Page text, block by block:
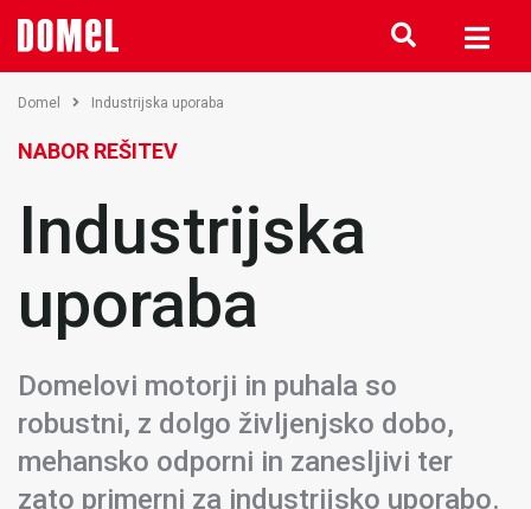
Domel Industrijska uporaba
NABOR REŠITEV
Industrijska
uporaba
Domelovi motorji in puhala so
robustni, z dolgo življenjsko dobo,
mehansko odporni in zanesljivi ter
zato primerni za industrijsko uporabo.